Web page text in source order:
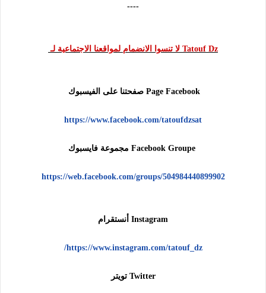
----
Tatouf Dz لا تنسوا الانضمام لمواقعنا الاجتماعية لـ
Page Facebook صفحتنا على الفيسبوك
https://www.facebook.com/tatoufdzsat
https://web.facebook.com/groups/504984440899902
Instagram أنستقرام
https://www.instagram.com/tatouf_dz/
Twitter تويتر